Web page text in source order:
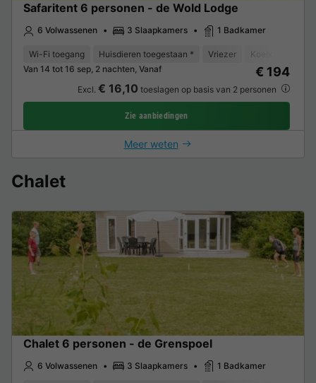
Safaritent 6 personen - de Wold Lodge
6 Volwassenen 3 Slaapkamers 1 Badkamer
Wi-Fi toegang Huisdieren toegestaan * Vriezer Koelkast
Van 14 tot 16 sep, 2 nachten, Vanaf
€ 194
Excl. € 16,10 toeslagen op basis van 2 personen
Zie aanbiedingen
Meer weten
Chalet
Chalet 6 personen - de Grenspoel
6 Volwassenen 3 Slaapkamers 1 Badkamer